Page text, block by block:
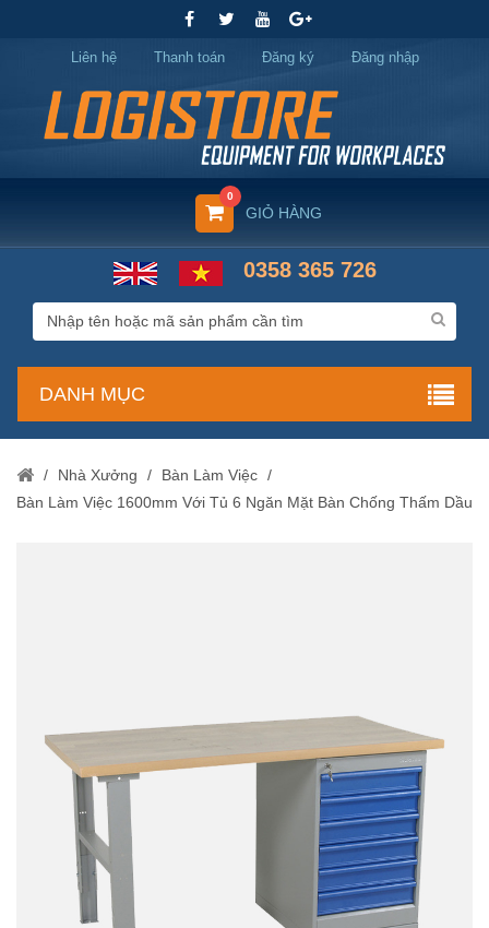
Liên hệ Thanh toán Đăng ký Đăng nhập
GIỎ HÀNG
0
0358 365 726
DANH MỤC
/ Nhà Xưởng / Bàn Làm Việc /
Bàn Làm Việc 1600mm Với Tủ 6 Ngăn Mặt Bàn Chống Thấm Dầu